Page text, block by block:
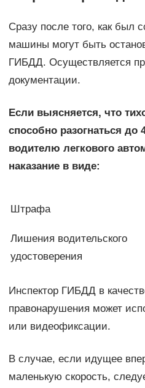
Сразу после того, как был
машины могут быть
ГИБДД. Осуществляется
документации.
Если выясняется, что
способно разогнаться до
водителю легкового
наказание в виде:
Штрафа
Лишения водительского
удостоверения
Инспектор ГИБДД в
правонарушения может
или видеофиксации.
В случае, если идущее
маленькую скорость,